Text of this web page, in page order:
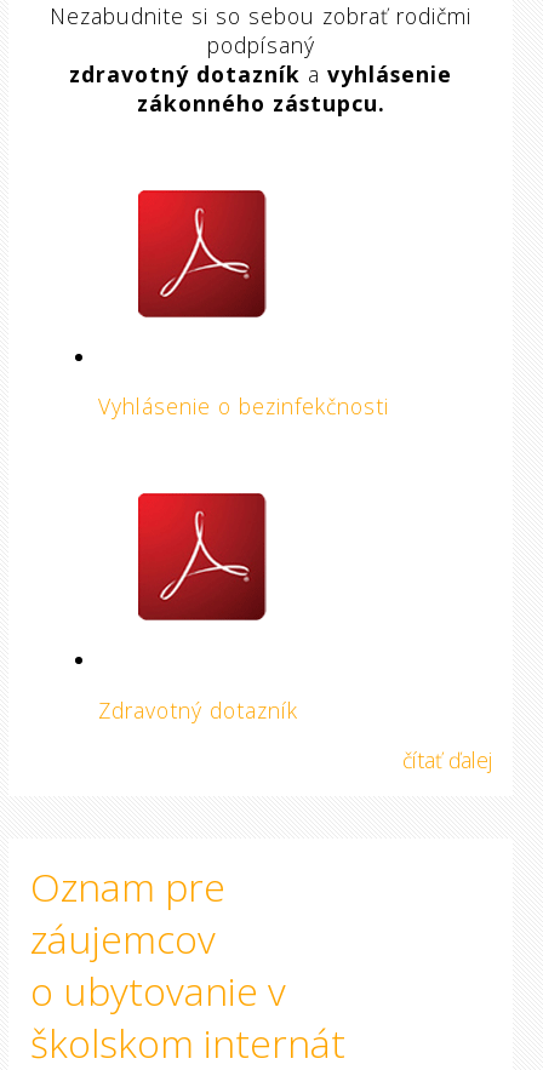
Nezabudnite si so sebou zobrať rodičmi
podpísaný
zdravotný dotazník avyhlásenie
zákonného zástupcu.
Vyhlásenie o bezinfekčnosti
Zdravotný dotazník
čítať ďalej
Oznam pre
záujemcov
o ubytovanie v
školskom internát